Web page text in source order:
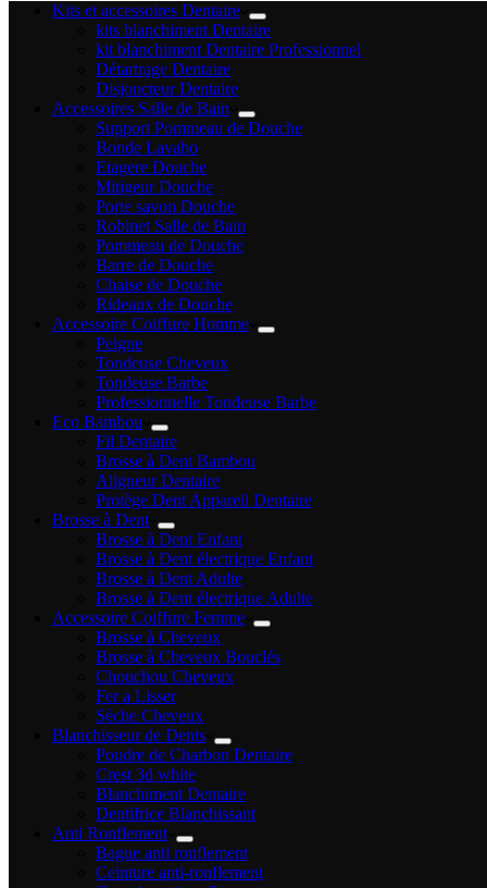
Kits et accessoires Dentaire
kits blanchiment Dentaire
kit blanchiment Dentaire Professionnel
Détartrage Dentaire
Disjoncteur Dentaire
Accessoires Salle de Bain
Support Pommeau de Douche
Bonde Lavabo
Etagere Douche
Mitigeur Douche
Porte savon Douche
Robinet Salle de Bain
Pommeau de Douche
Barre de Douche
Chaise de Douche
Rideaux de Douche
Accessoire Coiffure Homme
Peigne
Tondeuse Cheveux
Tondeuse Barbe
Professionnelle Tondeuse Barbe
Eco Bambou
Fil Dentaire
Brosse à Dent Bambou
Aligneur Dentaire
Protège Dent Appareil Dentaire
Brosse à Dent
Brosse à Dent Enfant
Brosse à Dent électrique Enfant
Brosse à Dent Adulte
Brosse à Dent électrique Adulte
Accessoire Coiffure Femme
Brosse à Cheveux
Brosse à Cheveux Bouclés
Chouchou Cheveux
Fer a Lisser
Sèche Cheveux
Blanchisseur de Dents
Poudre de Charbon Dentaire
Crest 3d white
Blanchiment Dentaire
Dentifrice Blanchissant
Anti Ronflement
Bague anti ronflement
Ceinture anti-ronflement